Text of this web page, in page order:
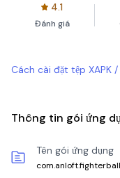
4.1
Đánh giá
Cách cài đặt tệp XAPK /
Thông tin gói ứng
Tên gói ứng dụng
com.anloft.fighterball